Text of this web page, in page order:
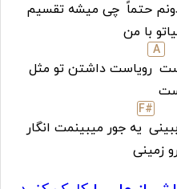
حتماً چی میشه تقسیم
با من
A
رویاست داشتن تو مثل
F#
یه جور میبینمت انگار
زمینی